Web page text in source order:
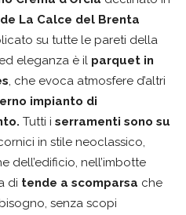
La Calce del Brenta
su tutte le pareti della
eleganza è il parquet in
, che evoca atmosfere d’altri
impianto di
Tutti i serramenti sono su
in stile neoclassico,
dell’edificio, nell’imbotte
di tende a scomparsa che
senza scopi